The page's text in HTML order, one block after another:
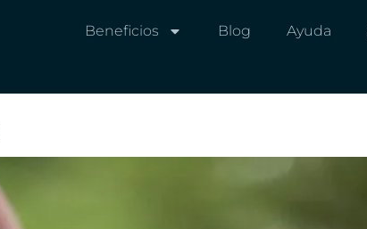
Beneficios Blog Ayuda